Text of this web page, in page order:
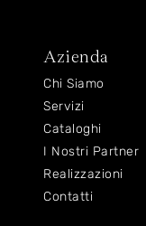
Azienda
Chi Siamo
Servizi
Cataloghi
I Nostri Partner
Realizzazioni
Contatti